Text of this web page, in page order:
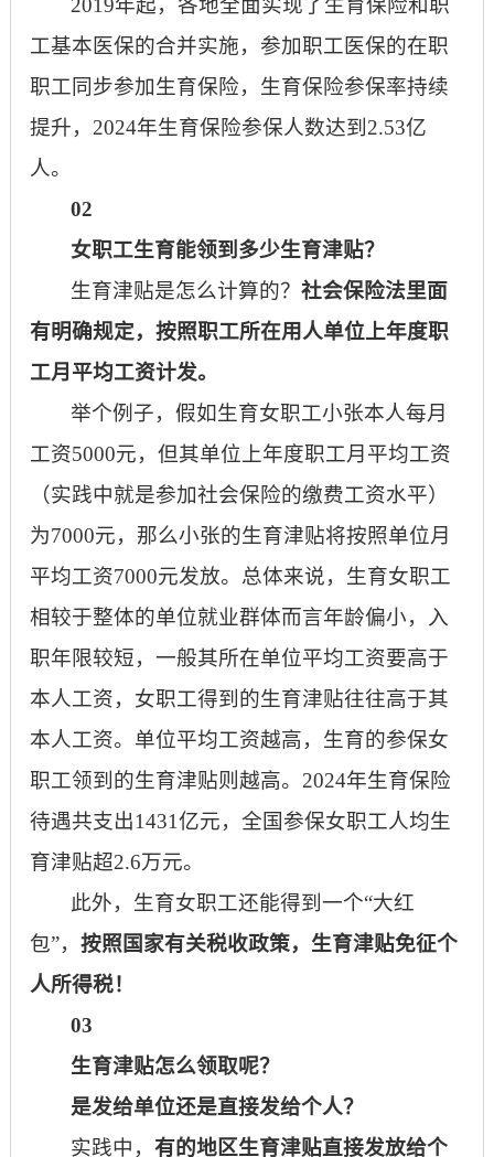
2019年起，各地全面实现了生育保险和职
工基本医保的合并实施，参加职工医保的在职
职工同步参加生育保险，生育保险参保率持续
提升，2024年生育保险参保人数达到2.53亿
人。
02
女职工生育能领到多少生育津贴？
生育津贴是怎么计算的？社会保险法里面
有明确规定，按照职工所在用人单位上年度职
工月平均工资计发。
举个例子，假如生育女职工小张本人每月
工资5000元，但其单位上年度职工月平均工资
（实践中就是参加社会保险的缴费工资水平）
为7000元，那么小张的生育津贴将按照单位月
平均工资7000元发放。总体来说，生育女职工
相较于整体的单位就业群体而言年龄偏小，入
职年限较短，一般其所在单位平均工资要高于
本人工资，女职工得到的生育津贴往往高于其
本人工资。单位平均工资越高，生育的参保女
职工领到的生育津贴则越高。2024年生育保险
待遇共支出1431亿元，全国参保女职工人均生
育津贴超2.6万元。
此外，生育女职工还能得到一个“大红
包”，按照国家有关税收政策，生育津贴免征个
人所得税！
03
生育津贴怎么领取呢？
是发给单位还是直接发给个人？
实践中，有的地区生育津贴直接发放给个